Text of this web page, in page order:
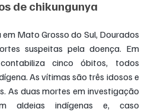
de chikungunya
Mato Grosso do Sul, Dourados
suspeitas pela doença. Em
cinco óbitos, todos
As vítimas são três idosos e
As duas mortes em investigação
aldeias indígenas e, caso